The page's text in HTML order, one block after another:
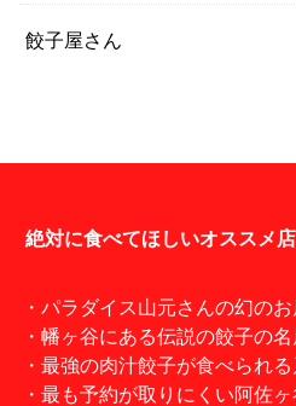
餃子屋さん
絶対に食べてほしいオススメ店
・パラダイス山元さんの幻のお
・幡ヶ谷にある伝説の餃子の名
・最強の肉汁餃子が食べられる
・最も予約が取りにくい阿佐ヶ